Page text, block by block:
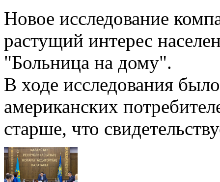
Новое исследование
растущий интерес
"Больница на дому".
В ходе исследования
американских
старше, что